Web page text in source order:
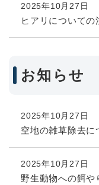
2025年10月27日
ヒアリについての
お知らせ
2025年10月27日
空地の雑草除去に
2025年10月27日
野生動物への餌や